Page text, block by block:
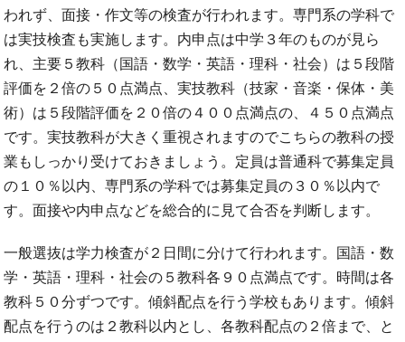
われず、面接・作文等の検査が行われます。専門系の学科で
は実技検査も実施します。内申点は中学３年のものが見ら
れ、主要５教科（国語・数学・英語・理科・社会）は５段階
評価を２倍の５０点満点、実技教科（技家・音楽・保体・美
術）は５段階評価を２０倍の４００点満点の、４５０点満点
です。実技教科が大きく重視されますのでこちらの教科の授
業もしっかり受けておきましょう。定員は普通科で募集定員
の１０％以内、専門系の学科では募集定員の３０％以内で
す。面接や内申点などを総合的に見て合否を判断します。
一般選抜は学力検査が２日間に分けて行われます。国語・数
学・英語・理科・社会の５教科各９０点満点です。時間は各
教科５０分ずつです。傾斜配点を行う学校もあります。傾斜
配点を行うのは２教科以内とし、各教科配点の２倍まで、と